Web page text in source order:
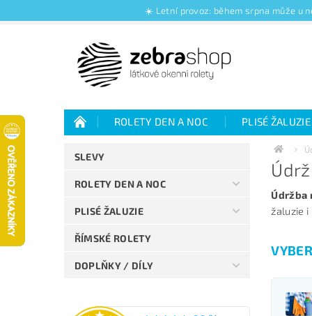
☀️ Letní provoz: během srpna může u
ROLETY DEN A NOC PLISÉ ŽALUZIE
O nás
Výhody
SLEVY
ROLETY DEN A NOC
PLISÉ ŽALUZIE
ŘÍMSKÉ ROLETY
DOPLŇKY / DÍLY
Údržba
žaluzie